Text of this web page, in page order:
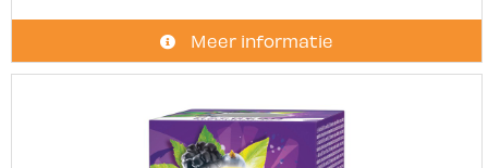
Meer informatie